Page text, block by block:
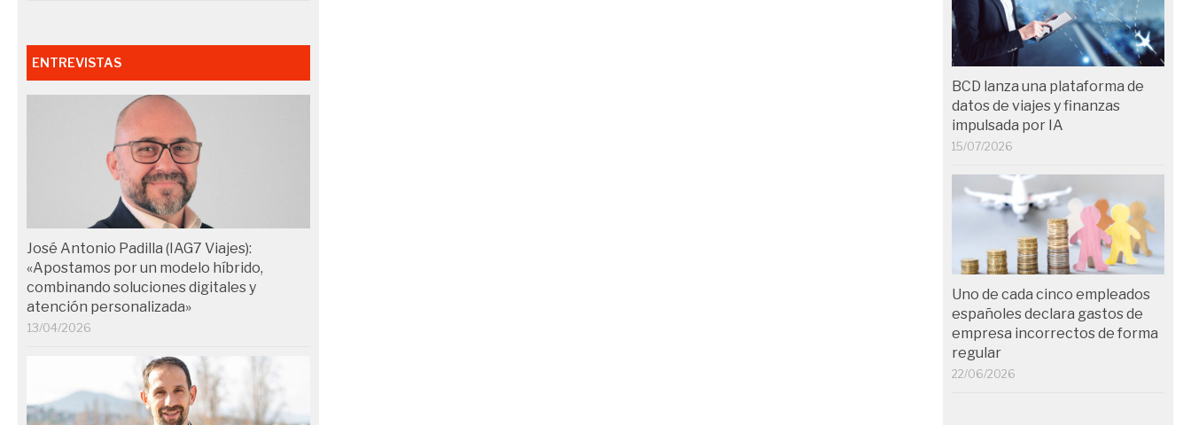
ENTREVISTAS
José Antonio Padilla (IAG7 Viajes):
«Apostamos por un modelo híbrido,
combinando soluciones digitales y
atención personalizada»
13/04/2026
BCD lanza una plataforma de
datos de viajes y finanzas
impulsada por IA
15/07/2026
Uno de cada cinco empleados
españoles declara gastos de
empresa incorrectos de forma
regular
22/06/2026